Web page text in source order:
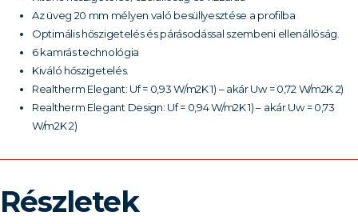
Az üveg 20 mm mélyen való besüllyesztése a profilba
Optimális hőszigetelés és párásodással szembeni ellenállóság.
6 kamrás technológia
Kiváló hőszigetelés.
Realtherm Elegant: Uf = 0,93 W/m2K 1) – akár Uw = 0,72 W/m2K 2)
Realtherm Elegant Design: Uf = 0,94 W/m2K 1) – akár Uw = 0,73
W/m2K 2)
Részletek